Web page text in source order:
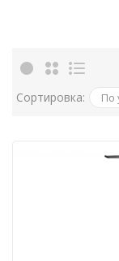
Сортировка: